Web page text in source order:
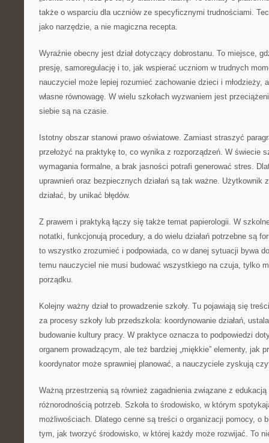
także o wsparciu dla uczniów ze specyficznymi trudnościami.
jako narzędzie, a nie magiczna recepta.
Wyraźnie obecny jest dział dotyczący dobrostanu. To miejsce,
presję, samoregulację i to, jak wspierać uczniom w trudnych
nauczyciel może lepiej rozumieć zachowanie dzieci i młodzieży,
własne równowagę. W wielu szkołach wyzwaniem jest
siebie są na czasie.
Istotny obszar stanowi prawo oświatowe. Zamiast straszyć
przełożyć na praktykę to, co wynika z rozporządzeń. W świecie
wymagania formalne, a brak jasności potrafi generować stres.
uprawnień oraz bezpiecznych działań są tak ważne. Użytkownik
działać, by unikać błędów.
Z prawem i praktyką łączy się także temat papierologii. W
notatki, funkcjonują procedury, a do wielu działań potrzebne są
to wszystko zrozumieć i podpowiada, co w danej sytuacji bywa
temu nauczyciel nie musi budować wszystkiego na czuja, tylko
porządku.
Kolejny ważny dział to prowadzenie szkoły. Tu pojawiają się
za procesy szkoły lub przedszkola: koordynowanie działań,
budowanie kultury pracy. W praktyce oznacza to podpowiedzi
organem prowadzącym, ale też bardziej „miękkie” elementy, jak
koordynator może sprawniej planować, a nauczyciele zyskują
Ważną przestrzenią są również zagadnienia związane z
różnorodnością potrzeb. Szkoła to środowisko, w którym
możliwościach. Dlatego cenne są treści o organizacji pomocy, o
tym, jak tworzyć środowisko, w której każdy może rozwijać. To